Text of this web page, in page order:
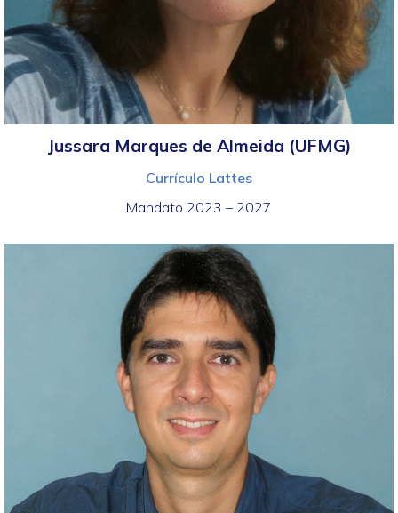
Jussara Marques de Almeida (UFMG)
Currículo Lattes
Mandato 2023 – 2027